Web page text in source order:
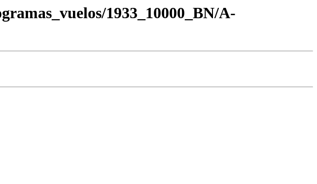
1933_10000_BN/A-